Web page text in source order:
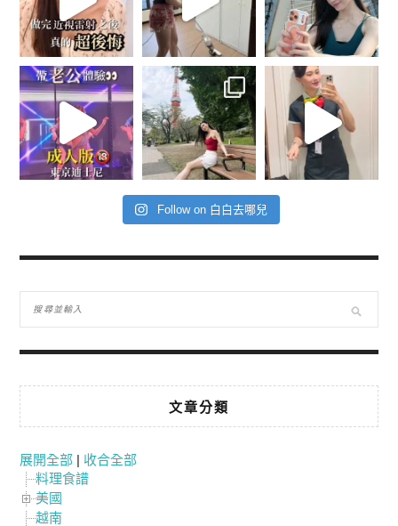
Follow on 白白去哪兒
文章分類
展開全部 | 收合全部
料理食譜
美國
越南